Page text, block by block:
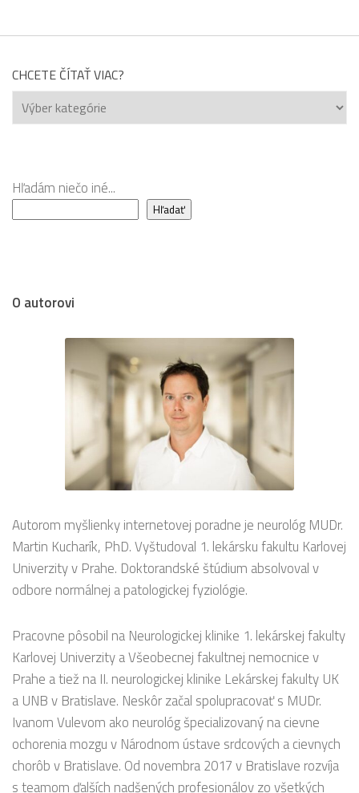
CHCETE ČÍTAŤ VIAC?
Chcete
čítať
Hľadám niečo iné...
Hľadať
O autorovi
Autorom myšlienky internetovej poradne je neurológ MUDr.
Martin Kucharík, PhD. Vyštudoval 1. lekársku fakultu Karlovej
Univerzity v Prahe. Doktorandské štúdium absolvoval v
odbore normálnej a patologickej fyziológie.
Pracovne pôsobil na Neurologickej klinike 1. lekárskej fakulty
Karlovej Univerzity a Všeobecnej fakultnej nemocnice v
Prahe a tiež na II. neurologickej klinike Lekárskej fakulty UK
a UNB v Bratislave. Neskôr začal spolupracovať s MUDr.
Ivanom Vulevom ako neurológ špecializovaný na cievne
ochorenia mozgu v Národnom ústave srdcových a cievnych
chorôb v Bratislave. Od novembra 2017 v Bratislave rozvíja
s teamom ďalších nadšených profesionálov zo všetkých